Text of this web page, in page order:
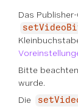
Das
Bitte
wurde.
Die